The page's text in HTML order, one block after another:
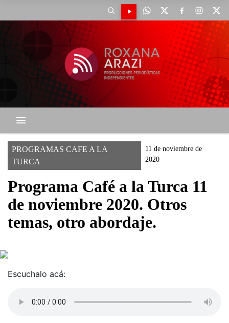
PROGRAMAS CAFE A LA
TURCA
11 de noviembre de
2020
Programa Café a la Turca 11
de noviembre 2020. Otros
temas, otro abordaje.
Escuchalo acá: